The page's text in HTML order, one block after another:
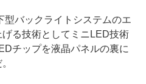
型バックライトシステムのエ
る技術としてミニLED技術
チップを液晶パネルの裏に